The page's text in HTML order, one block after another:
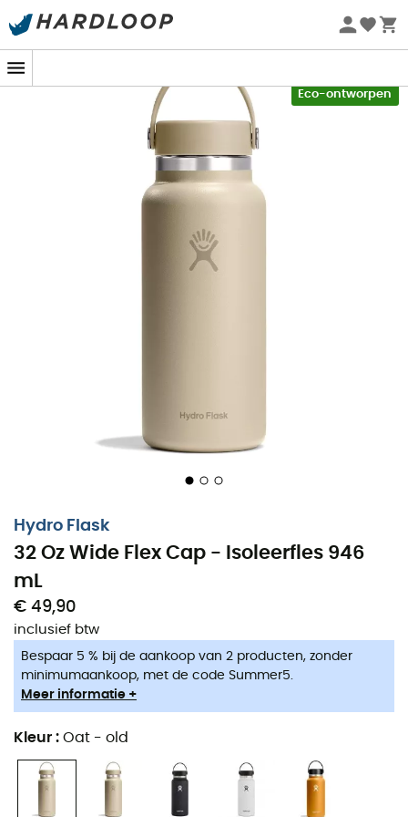
Zomeraanbiedingen 🔥 -5% EXTRA vanaf 2 producten* met
Eco-ontworpen
Hydro Flask
32 Oz Wide Flex Cap - Isoleerfles 946
mL
€ 49,90
inclusief btw
Bespaar 5 % bij de aankoop van 2 producten, zonder
minimumaankoop, met de code Summer5.
Meer informatie +
Kleur : Oat - old
De 32 Oz Wide Flex Cap thermosfles
met een inhoud van946 mlzal je de hele dag
vergezellen: van je ochtendwandeling, je werkdag en tot
slot je picknick met vrienden aan het eind van de dag.
uitstekende kwaliteit te garanderen! Het is een van de
poedercoating kan je hem in de vaatwasser
wassen zonder hem te beschadigen. Geniet van koude